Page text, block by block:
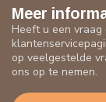
Meer
Heeft u een
op veelgestelde
ons op te nemen.